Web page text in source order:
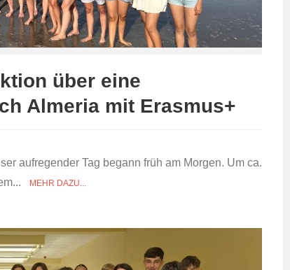
über eine
Almeria mit Erasmus+
aufregender Tag begann früh am Morgen. Um ca.
MEHR DAZU...